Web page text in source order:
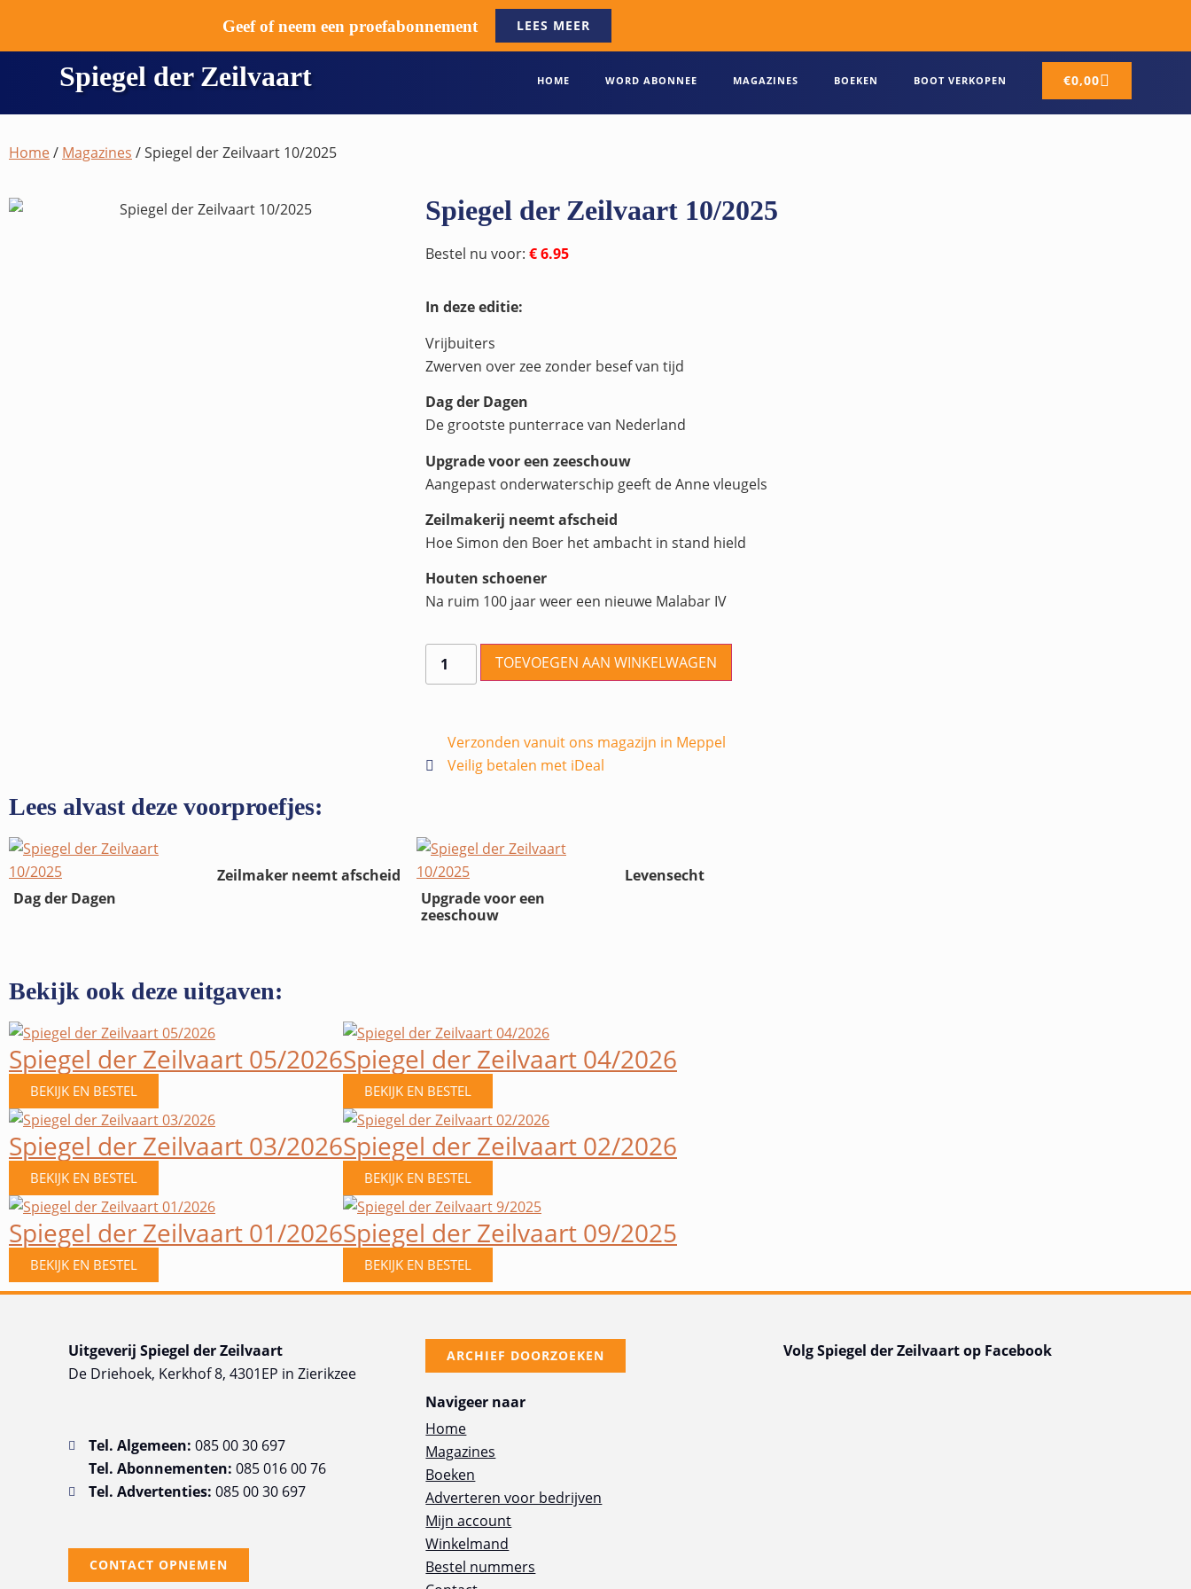
Geef of neem een proefabonnement LEES MEER
Spiegel der Zeilvaart HOME WORD ABONNEE MAGAZINES BOEKEN BOOT VERKOPEN €0,00
Home/ Magazines / Spiegel der Zeilvaart 10/2025
Spiegel der Zeilvaart 10/2025
Bestel nu voor: € 6.95
In deze editie:
Vrijbuiters
Zwerven over zee zonder besef van tijd
Dag der Dagen
De grootste punterrace van Nederland
Upgrade voor een zeeschouw
Aangepast onderwaterschip geeft de Anne vleugels
Zeilmakerij neemt afscheid
Hoe Simon den Boer het ambacht in stand hield
Houten schoener
Na ruim 100 jaar weer een nieuwe Malabar IV
TOEVOEGEN AAN WINKELWAGEN
Verzonden vanuit ons magazijn in Meppel
Veilig betalen met iDeal
Lees alvast deze voorproefjes:
Dag der Dagen
Zeilmaker neemt afscheid
Upgrade voor een
zeeschouw
Levensecht
Bekijk ook deze uitgaven:
Spiegel der Zeilvaart 05/2026
BEKIJK EN BESTEL
Spiegel der Zeilvaart 04/2026
BEKIJK EN BESTEL
Spiegel der Zeilvaart 03/2026
BEKIJK EN BESTEL
Spiegel der Zeilvaart 02/2026
BEKIJK EN BESTEL
Spiegel der Zeilvaart 01/2026
BEKIJK EN BESTEL
Spiegel der Zeilvaart 09/2025
BEKIJK EN BESTEL
Uitgeverij Spiegel der Zeilvaart
De Driehoek, Kerkhof 8, 4301EP in Zierikzee
Tel. Algemeen: 085 00 30 697
Tel. Abonnementen: 085 016 00 76
Tel. Advertenties: 085 00 30 697
CONTACT OPNEMEN
ARCHIEF DOORZOEKEN
Navigeer naar
Home
Magazines
Boeken
Adverteren voor bedrijven
Mijn account
Winkelmand
Bestel nummers
Volg Spiegel der Zeilvaart op Facebook